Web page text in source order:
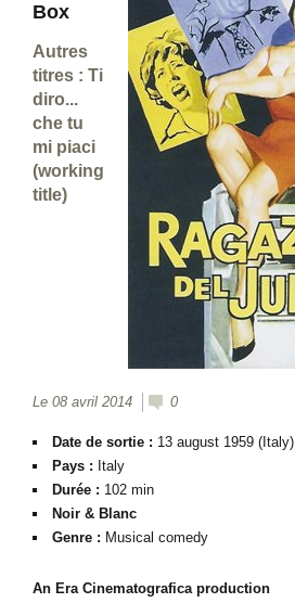
Box
Autres
titres : Ti
diro...
che tu
mi piaci
(working
title)
Le 08 avril 2014 0
Date de sortie : 13 august 1959 (Italy)
Pays : Italy
Durée : 102 min
Noir & Blanc
Genre : Musical comedy
An Era Cinematografica production